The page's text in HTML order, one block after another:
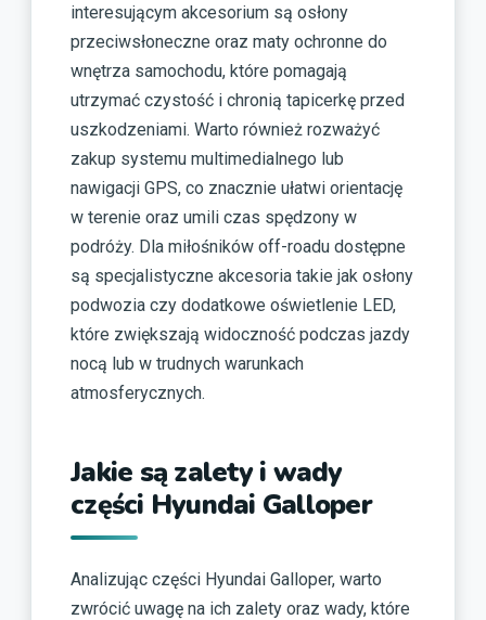
interesującym akcesorium są osłony
przeciwsłoneczne oraz maty ochronne do
wnętrza samochodu, które pomagają
utrzymać czystość i chronią tapicerkę przed
uszkodzeniami. Warto również rozważyć
zakup systemu multimedialnego lub
nawigacji GPS, co znacznie ułatwi orientację
w terenie oraz umili czas spędzony w
podróży. Dla miłośników off-roadu dostępne
są specjalistyczne akcesoria takie jak osłony
podwozia czy dodatkowe oświetlenie LED,
które zwiększają widoczność podczas jazdy
nocą lub w trudnych warunkach
atmosferycznych.
Jakie są zalety i wady
części Hyundai Galloper
Analizując części Hyundai Galloper, warto
zwrócić uwagę na ich zalety oraz wady, które